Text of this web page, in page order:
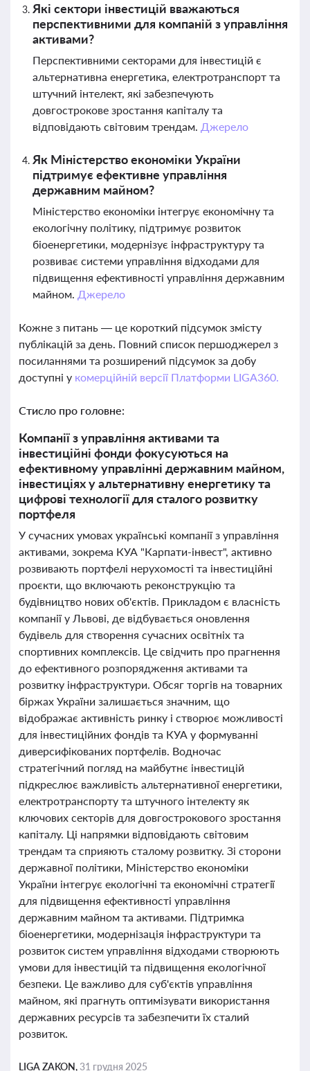
Які сектори інвестицій вважаються
перспективними для компаній з управління
активами?
Перспективними секторами для інвестицій є
альтернативна енергетика, електротранспорт та
штучний інтелект, які забезпечують
довгострокове зростання капіталу та
відповідають світовим трендам. Джерело
Як Міністерство економіки України
підтримує ефективне управління
державним майном?
Міністерство економіки інтегрує економічну та
екологічну політику, підтримує розвиток
біоенергетики, модернізує інфраструктуру та
розвиває системи управління відходами для
підвищення ефективності управління державним
майном. Джерело
Кожне з питань — це короткий підсумок змісту
публікацій за день. Повний список першоджерел з
посиланнями та розширений підсумок за добу
доступні у комерційній версії Платформи LIGA360.
Стисло про головне:
Компанії з управління активами та
інвестиційні фонди фокусуються на
ефективному управлінні державним майном,
інвестиціях у альтернативну енергетику та
цифрові технології для сталого розвитку
портфеля
У сучасних умовах українські компанії з управління
активами, зокрема КУА "Карпати-інвест", активно
розвивають портфелі нерухомості та інвестиційні
проєкти, що включають реконструкцію та
будівництво нових об'єктів. Прикладом є власність
компанії у Львові, де відбувається оновлення
будівель для створення сучасних освітніх та
спортивних комплексів. Це свідчить про прагнення
до ефективного розпорядження активами та
розвитку інфраструктури. Обсяг торгів на товарних
біржах України залишається значним, що
відображає активність ринку і створює можливості
для інвестиційних фондів та КУА у формуванні
диверсифікованих портфелів. Водночас
стратегічний погляд на майбутнє інвестицій
підкреслює важливість альтернативної енергетики,
електротранспорту та штучного інтелекту як
ключових секторів для довгострокового зростання
капіталу. Ці напрямки відповідають світовим
трендам та сприяють сталому розвитку. Зі сторони
державної політики, Міністерство економіки
України інтегрує екологічні та економічні стратегії
для підвищення ефективності управління
державним майном та активами. Підтримка
біоенергетики, модернізація інфраструктури та
розвиток систем управління відходами створюють
умови для інвестицій та підвищення екологічної
безпеки. Це важливо для суб'єктів управління
майном, які прагнуть оптимізувати використання
державних ресурсів та забезпечити їх сталий
розвиток.
LIGA ZAKON,31 грудня 2025